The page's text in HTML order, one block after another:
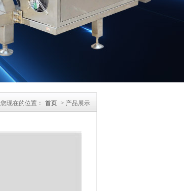
您现在的位置： 首页 > 产品展示